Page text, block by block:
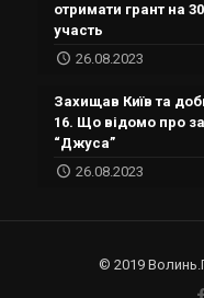
отримати грант на
участь
26.08.2023
Захищав Київ та
16. Що відомо про
“Джуса”
26.08.2023
© 2019